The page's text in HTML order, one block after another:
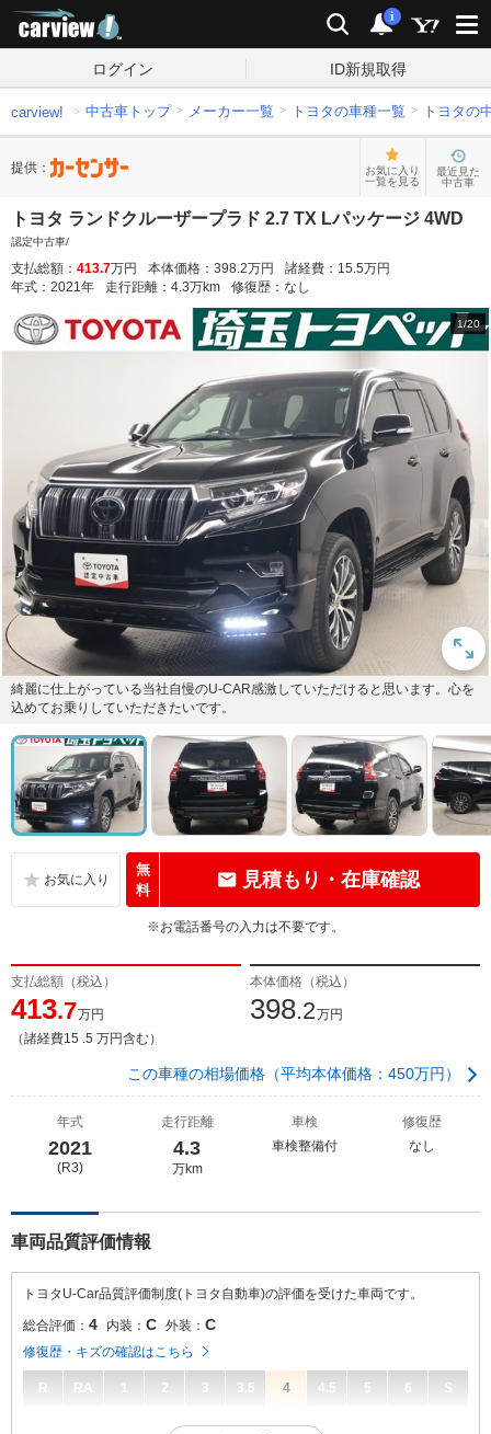
検索 通知
i
ログイン ID新規取得
carview! 中古車トップ メーカー一覧 トヨタの車種一覧 トヨタの
提供：
お気に入り
一覧を見る
最近見た
中古車
トヨタ ランドクルーザープラド 2.7 TX Lパッケージ 4WD
認定中古車/
支払総額： 413.7万円 本体価格： 398.2万円 諸経費： 15.5万円
年式： 2021年 走行距離： 4.3万km 修復歴： なし
1/20
綺麗に仕上がっている当社自慢のU-CAR感激していただけると思います。心を
込めてお乗りしていただきたいです。
無
料
見積もり・在庫確認
※お電話番号の入力は不要です。
支払総額（税込）
413.7万円
（諸経費15 .5 万円含む）
本体価格（税込）
398.2万円
この車種の相場価格（平均本体価格：450万円）
年式
2021
(R3)
走行距離
4.3
万km
車検
車検整備付
修復歴
なし
車両品質評価情報
トヨタU-Car品質評価制度(トヨタ自動車)の評価を受けた車両です。
総合評価： 4 内装： C 外装： C
修復歴・キズの確認はこちら
R RA 1 2 3 3.5 4 4.5 5 6 S